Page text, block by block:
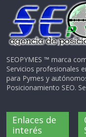
SEOPYMES ™ marca
Servicios profesionales
para Pymes y
Posicionamiento SEO.
Enlaces de
interés